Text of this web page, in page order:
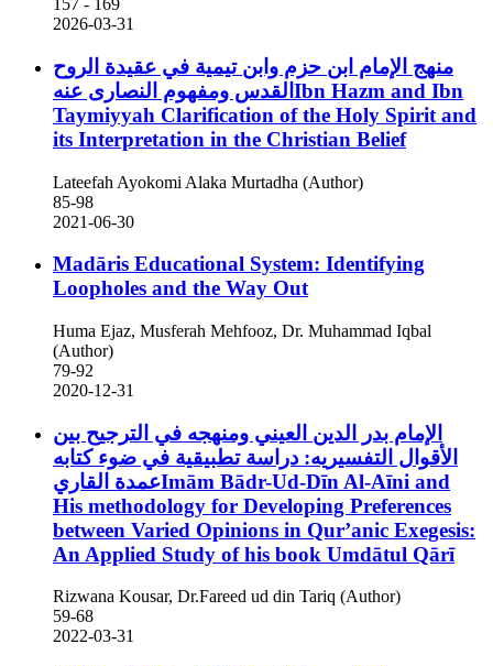
157 - 169
2026-03-31
منهج الإمام ابن حزم وابن تيمية في عقيدة الروح
القدس ومفهوم النصارى عنهIbn Hazm and Ibn
Taymiyyah Clarification of the Holy Spirit and
its Interpretation in the Christian Belief
Lateefah Ayokomi Alaka Murtadha (Author)
85-98
2021-06-30
Madāris Educational System: Identifying
Loopholes and the Way Out
Huma Ejaz, Musferah Mehfooz, Dr. Muhammad Iqbal
(Author)
79-92
2020-12-31
الإمام بدر الدين العيني ومنهجه في الترجيح بين
الأقوال التفسيريه: دراسة تطبيقية في ضوء كتابه
عمدة القاريImām Bādr-Ud-Dīn Al-Aīni and
His methodology for Developing Preferences
between Varied Opinions in Qur’anic Exegesis:
An Applied Study of his book Umdātul Qārī
Rizwana Kousar, Dr.Fareed ud din Tariq (Author)
59-68
2022-03-31